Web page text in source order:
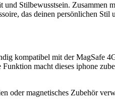
Stilbewusstsein. Zusammen
das deinen persönlichen Stil
kompatibel mit der MagSafe
macht dieses iphone
oder magnetisches Zubehör